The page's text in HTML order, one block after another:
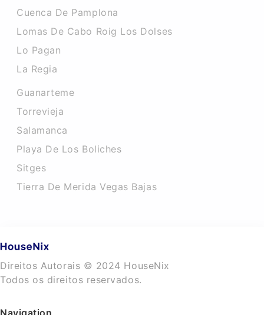
Cuenca De Pamplona
Lomas De Cabo Roig Los Dolses
Lo Pagan
La Regia
Guanarteme
Torrevieja
Salamanca
Playa De Los Boliches
Sitges
Tierra De Merida Vegas Bajas
Direitos Autorais © 2024 HouseNix
Todos os direitos reservados.
Navigation